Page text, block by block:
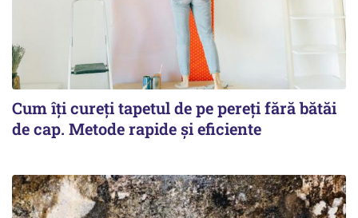
Cum îți cureți tapetul de pe pereți fără bătăi
de cap. Metode rapide și eficiente